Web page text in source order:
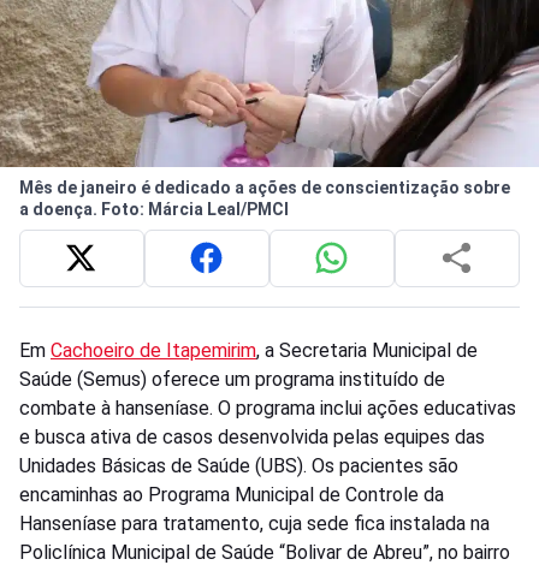
Mês de janeiro é dedicado a ações de conscientização sobre
a doença. Foto: Márcia Leal/PMCI
Em Cachoeiro de Itapemirim, a Secretaria Municipal de
Saúde (Semus) oferece um programa instituído de
combate à hanseníase. O programa inclui ações educativas
e busca ativa de casos desenvolvida pelas equipes das
Unidades Básicas de Saúde (UBS). Os pacientes são
encaminhas ao Programa Municipal de Controle da
Hanseníase para tratamento, cuja sede fica instalada na
Policlínica Municipal de Saúde “Bolivar de Abreu”, no bairro